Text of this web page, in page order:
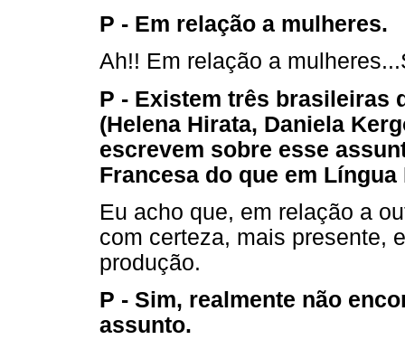
P - Em relação a mulheres.
Ah!! Em relação a
P - Existem três brasileiras
(Helena Hirata, Daniela
escrevem sobre esse
Francesa do que em
Eu acho que, em relação a
com certeza, mais presente,
produção.
P - Sim, realmente não
assunto.